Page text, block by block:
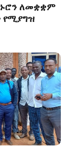
ኑሮን ለመቋቋም
የሚያግዝ